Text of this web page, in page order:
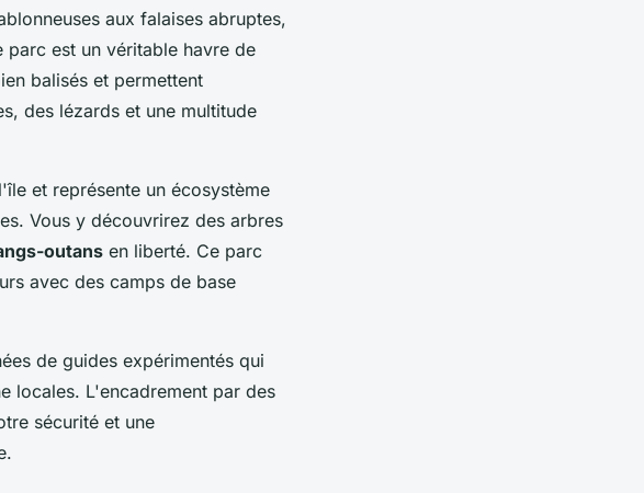
aux falaises abruptes,
est un véritable havre de
balisés et permettent
des lézards et une multitude
et représente un écosystème
Vous y découvrirez des arbres
outans en liberté. Ce parc
avec des camps de base
de guides expérimentés qui
locales. L'encadrement par des
sécurité et une